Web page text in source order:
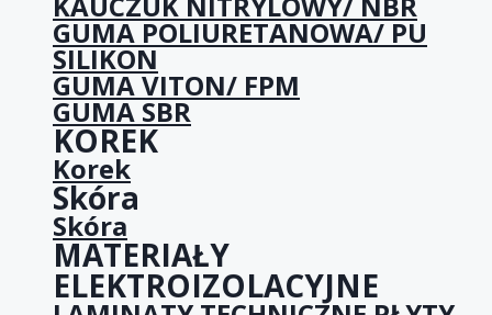
GUMA POLIURETANOWA/ PU
SILIKON
GUMA VITON/ FPM
GUMA SBR
KOREK
Korek
Skóra
Skóra
MATERIAŁY
ELEKTROIZOLACYJNE